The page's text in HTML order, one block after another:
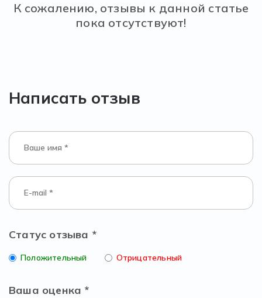
К сожалению, отзывы к данной статье
пока отсутствуют!
Написать отзыв
Статус отзыва *
Положительный Отрицательный
Ваша оценка *